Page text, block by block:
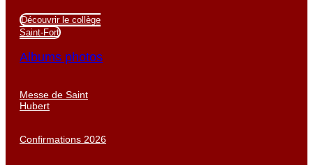
Découvrir le collège
Saint-Fort
Albums photos
Messe de Saint
Hubert
Confirmations 2026